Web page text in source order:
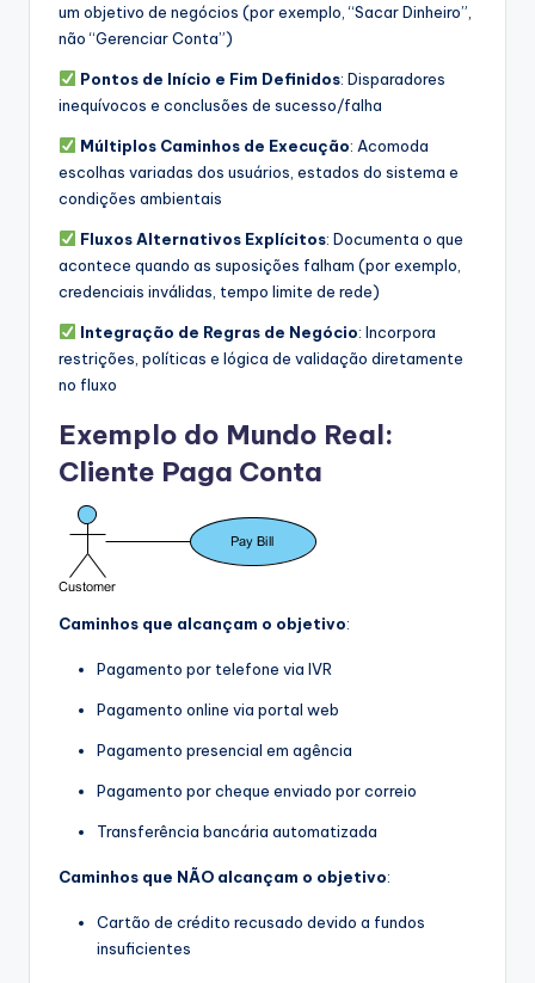
um objetivo de negócios (por exemplo, “Sacar Dinheiro”,
não “Gerenciar Conta”)
Pontos de Início e Fim Definidos: Disparadores
inequívocos e conclusões de sucesso/falha
Múltiplos Caminhos de Execução: Acomoda
escolhas variadas dos usuários, estados do sistema e
condições ambientais
Fluxos Alternativos Explícitos: Documenta o que
acontece quando as suposições falham (por exemplo,
credenciais inválidas, tempo limite de rede)
Integração de Regras de Negócio: Incorpora
restrições, políticas e lógica de validação diretamente
no fluxo
Exemplo do Mundo Real:
Cliente Paga Conta
Caminhos que alcançam o objetivo:
Pagamento por telefone via IVR
Pagamento online via portal web
Pagamento presencial em agência
Pagamento por cheque enviado por correio
Transferência bancária automatizada
Caminhos que NÃO alcançam o objetivo:
Cartão de crédito recusado devido a fundos
insuficientes